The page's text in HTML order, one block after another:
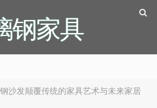
钢家具
沙发颠覆传统的家具艺术与未来家居